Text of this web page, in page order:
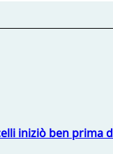
iniziò ben prima